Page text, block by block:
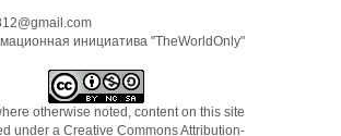
инициатива "TheWorldOnly"
otherwise noted, content on this site
under a Creative Commons Attribution-